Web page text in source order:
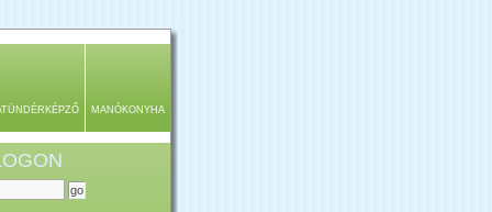
MANÓKONYHA